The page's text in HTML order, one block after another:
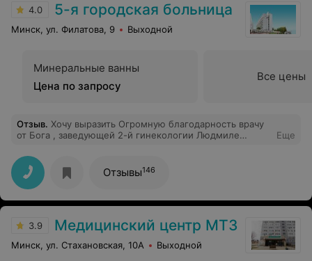
4.0 5-я городская больница
Минск, ул. Филатова, 9 Выходной
Минеральные ванны
Цена по запросу
Все цены
Отзыв. Хочу выразить Огромную благодарность врачу
от Бога , заведующей 2-й гинекологии Людмиле
Была проведена сложная обширная операция по
удалению огромной миомы матки с узлами с
сохранением самой матки. Операция прошла успешно.
Людмила Степановна -это женщина с золотыми
руками вернула меня к полноценной жизни!!! А также
Еще
Отзывы146
3.9 Медицинский центр МТЗ
Минск, ул. Стахановская, 10А Выходной